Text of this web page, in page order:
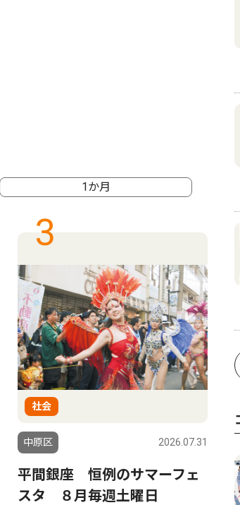
1か月
3
社会
中原区 2026.07.31
平間銀座 恒例のサマーフェ
スタ ８月毎週土曜日